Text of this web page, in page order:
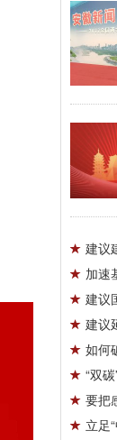
建议
加速
建议
建议
如何
“双
要把
立足